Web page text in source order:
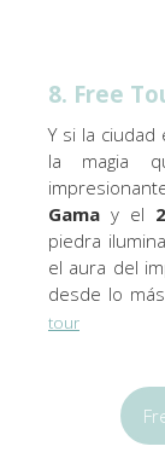
8. Free
Y si la
la magia
Gama y el
piedra
el aura del
desde lo
tour